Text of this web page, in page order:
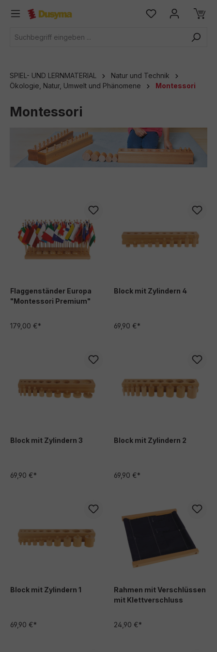
springen
SPIEL- UND LERNMATERIAL
Natur und Technik
Ökologie, Natur, Umwelt und Phänomene
Montessori
Montessori
Flaggenständer Europa
"Montessori Premium"
179,00 €*
Block mit Zylindern 4
69,90 €*
Block mit Zylindern 3
69,90 €*
Block mit Zylindern 2
69,90 €*
Block mit Zylindern 1
69,90 €*
Rahmen mit Verschlüssen
mit Klettverschluss
24,90 €*